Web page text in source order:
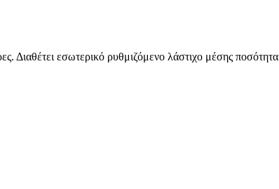
Διαθέτει εσωτερικό ρυθμιζόμενο λάστιχο μέσης ποσότητα